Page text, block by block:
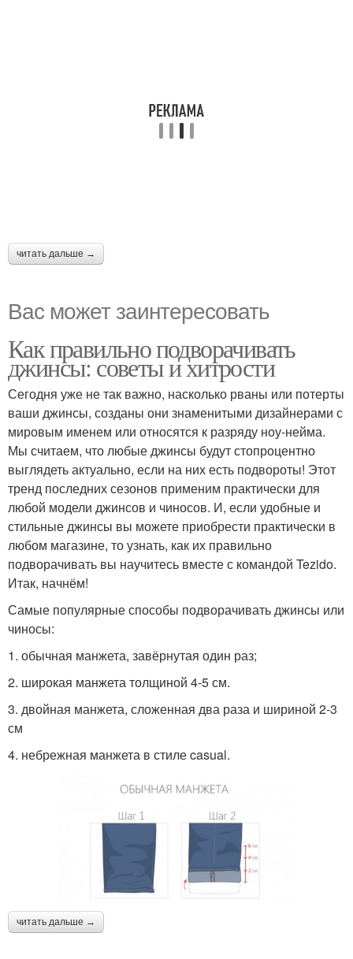
читать дальше →
Вас может заинтересовать
Как правильно подворачивать
джинсы: советы и хитрости
Сегодня уже не так важно, насколько рваны или потерты
ваши джинсы, созданы они знаменитыми дизайнерами с
мировым именем или относятся к разряду ноу-нейма.
Мы считаем, что любые джинсы будут стопроцентно
выглядеть актуально, если на них есть подвороты! Этот
тренд последних сезонов применим практически для
любой модели джинсов и чиносов. И, если удобные и
стильные джинсы вы можете приобрести практически в
любом магазине, то узнать, как их правильно
подворачивать вы научитесь вместе с командой Tezido.
Итак, начнём!
Самые популярные способы подворачивать джинсы или
чиносы:
1. обычная манжета, завёрнутая один раз;
2. широкая манжета толщиной 4-5 см.
3. двойная манжета, сложенная два раза и шириной 2-3
см
4. небрежная манжета в стиле casual.
читать дальше →